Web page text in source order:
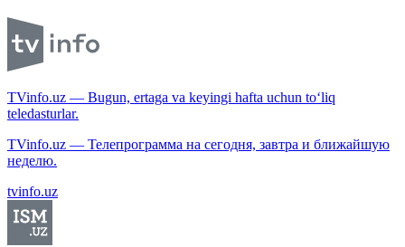
TVinfo.uz — Bugun, ertaga va keyingi hafta uchun to‘liq
teledasturlar.
TVinfo.uz — Телепрограмма на сегодня, завтра и ближайшую
неделю.
tvinfo.uz